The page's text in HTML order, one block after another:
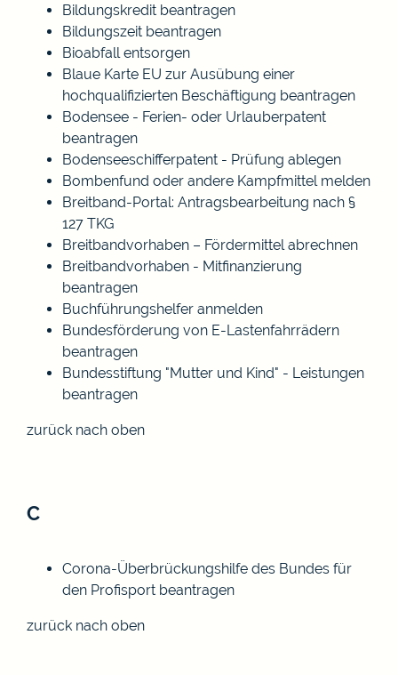
Bildungskredit beantragen
Bildungszeit beantragen
Bioabfall entsorgen
Blaue Karte EU zur Ausübung einer
hochqualifizierten Beschäftigung beantragen
Bodensee - Ferien- oder Urlauberpatent
beantragen
Bodenseeschifferpatent - Prüfung ablegen
Bombenfund oder andere Kampfmittel melden
Breitband-Portal: Antragsbearbeitung nach §
127 TKG
Breitbandvorhaben – Fördermittel abrechnen
Breitbandvorhaben - Mitfinanzierung
beantragen
Buchführungshelfer anmelden
Bundesförderung von E-Lastenfahrrädern
beantragen
Bundesstiftung "Mutter und Kind" - Leistungen
beantragen
zurück nach oben
C
Corona-Überbrückungshilfe des Bundes für
den Profisport beantragen
zurück nach oben